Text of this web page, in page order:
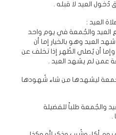
العيد لا قبله .
العيد :
العيد والجُمعة في يوم واحد
العيد وهو بالخيار إما أن
أن يُصلي الظُهر إذا تخلف عن
عمن لم يشهد العيد .
ليشهدها من شاء شُهودها
والجُمعة طلباً للفضيلة
.